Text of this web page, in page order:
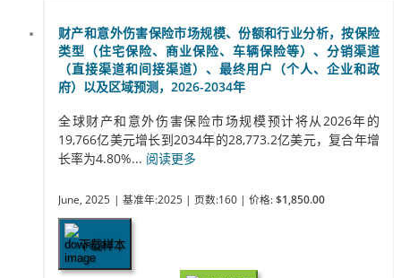
财产和意外伤害保险市场规模、份额和行业分析，按保险
类型（住宅保险、商业保险、车辆保险等）、分销渠道
（直接渠道和间接渠道）、最终用户（个人、企业和政
府）以及区域预测，2026-2034年
全球财产和意外伤害保险市场规模预计将从2026年的
19,766亿美元增长到2034年的28,773.2亿美元，复合年增
长率为4.80%... 阅读更多
June, 2025 | 基准年:2025 | 页数:160 | 价格: $1,850.00
下载样本